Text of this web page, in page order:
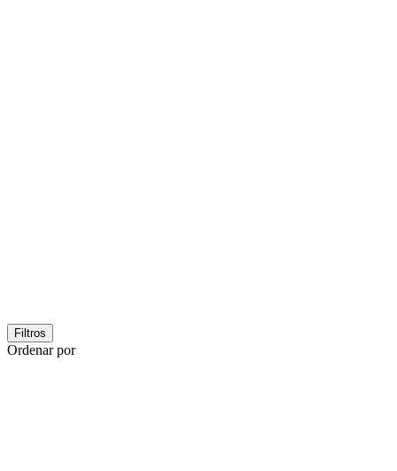
Filtros
Ordenar por